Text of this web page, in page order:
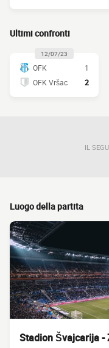
Ultimi confronti
12/07/23
OFK
1
OFK Vršac
2
IL
Luogo della partita
Stadion Švajcarija -